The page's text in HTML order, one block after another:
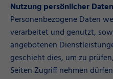
Nutzung persönlicher Daten
Personenbezogene Daten
verarbeitet und genutzt,
angebotenen
geschieht dies, um zu
Seiten Zugriff nehmen